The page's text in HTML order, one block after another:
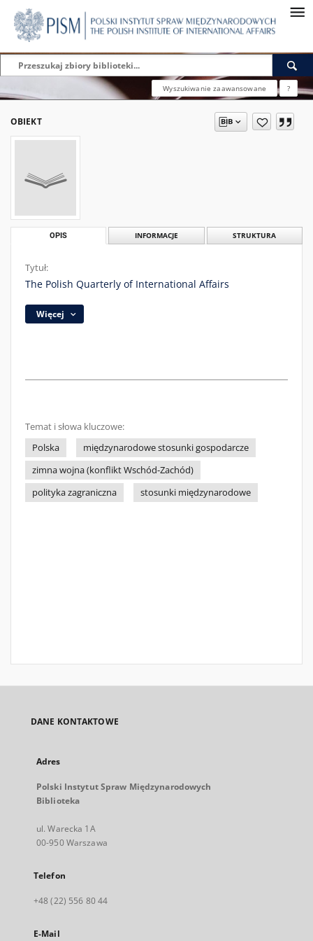
Wyszukiwanie zaawansowane ?
OBIEKT
OPIS INFORMACJE STRUKTURA
Tytuł:
The Polish Quarterly of International Affairs
Więcej
Temat i słowa kluczowe:
Polska
międzynarodowe stosunki gospodarcze
zimna wojna (konflikt Wschód-Zachód)
polityka zagraniczna
stosunki międzynarodowe
DANE KONTAKTOWE
Adres
Polski Instytut Spraw Międzynarodowych
Biblioteka
ul. Warecka 1A
00-950 Warszawa
Telefon
+48 (22) 556 80 44
E-Mail